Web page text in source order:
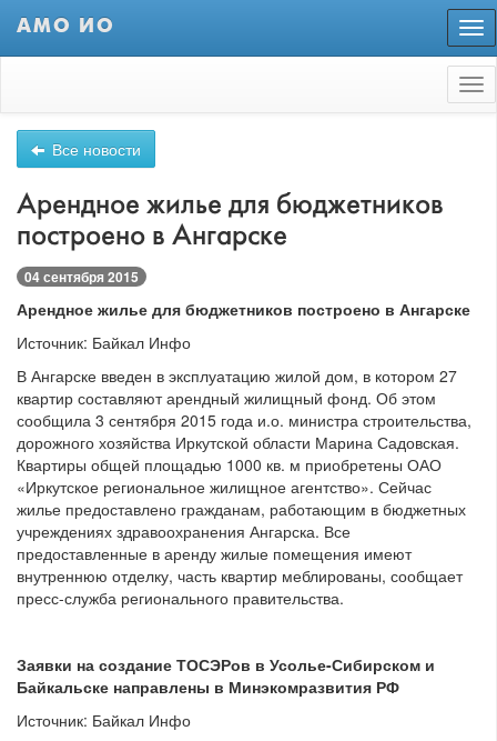
АМО ИО
Все новости
Арендное жилье для бюджетников
построено в Ангарске
04 сентября 2015
Арендное жилье для бюджетников построено в Ангарске
Источник: Байкал Инфо
В Ангарске введен в эксплуатацию жилой дом, в котором 27
квартир составляют арендный жилищный фонд. Об этом
сообщила 3 сентября 2015 года и.о. министра строительства,
дорожного хозяйства Иркутской области Марина Садовская.
Квартиры общей площадью 1000 кв. м приобретены ОАО
«Иркутское региональное жилищное агентство». Сейчас
жилье предоставлено гражданам, работающим в бюджетных
учреждениях здравоохранения Ангарска. Все
предоставленные в аренду жилые помещения имеют
внутреннюю отделку, часть квартир меблированы, сообщает
пресс-служба регионального правительства.
Заявки на создание ТОСЭРов в Усолье-Сибирском и
Байкальске направлены в Минэкомразвития РФ
Источник: Байкал Инфо